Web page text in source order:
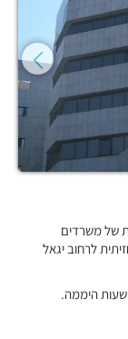
של משרדים
לרחוב יגאל
שעות היממה.